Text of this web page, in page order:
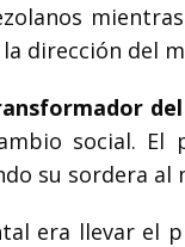
dirección del
social. El
su sordera
era llevar el